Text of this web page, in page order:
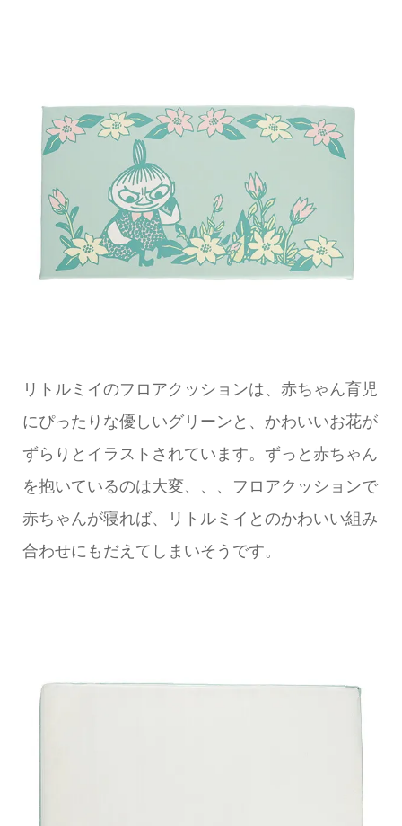
リトルミイのフロアクッションは、赤ちゃん育児
にぴったりな優しいグリーンと、かわいいお花が
ずらりとイラストされています。ずっと赤ちゃん
を抱いているのは大変、、、フロアクッションで
赤ちゃんが寝れば、リトルミイとのかわいい組み
合わせにもだえてしまいそうです。